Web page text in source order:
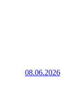
08.06.2026